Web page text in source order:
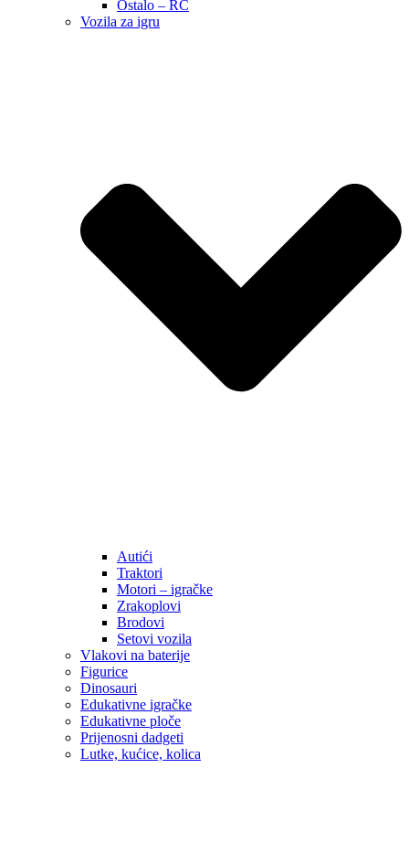
Ostalo – RC
Vozila za igru
Autići
Traktori
Motori – igračke
Zrakoplovi
Brodovi
Setovi vozila
Vlakovi na baterije
Figurice
Dinosauri
Edukativne igračke
Edukativne ploče
Prijenosni dadgeti
Lutke, kućice, kolica